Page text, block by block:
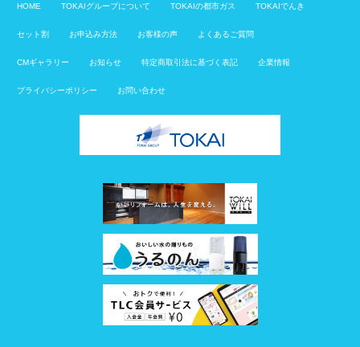
HOME TOKAIグループについて TOKAIの都市ガス TOKAIでんき
セット割 お申込み方法 お客様の声 よくあるご質問
CMギャラリー お知らせ 特定商取引法に基づく表記 企業情報
プライバシーポリシー お問い合わせ